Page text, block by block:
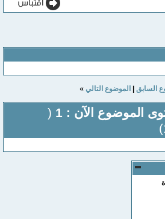
السابق| الموضوع التالي »
الموضوع الآن : 1
(